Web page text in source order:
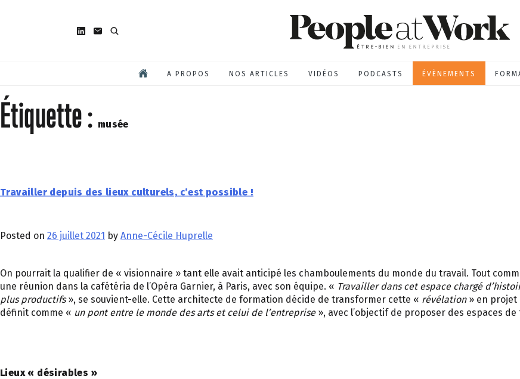
A PROPOS NOS ARTICLES VIDÉOS PODCASTS ÉVÈNEMENTS
Étiquette : musée
Travailler depuis des lieux culturels, c’est possible !
Posted on 26 juillet 2021 by Anne-Cécile Huprelle
On pourrait la qualifier de « visionnaire » tant elle avait anticipé les chamboulements du monde du travail. Tout
une réunion dans la cafétéria de l’Opéra Garnier, à Paris, avec son équipe. « Travailler dans cet espace chargé
plus productifs», se souvient-elle. Cette architecte de formation décide de transformer cette « révélation» en projet
définit comme « un pont entre le monde des arts et celui de l’entreprise», avec l’objectif de proposer des espaces
Lieux « désirables »